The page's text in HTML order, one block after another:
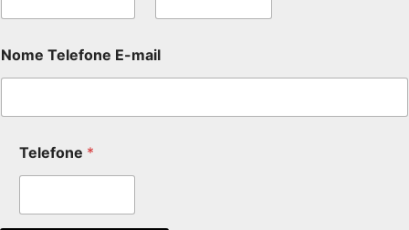
Nome Telefone E-mail
Telefone *